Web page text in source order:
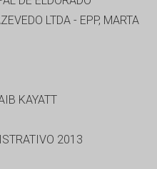
LTDA - EPP, MARTA
KAYATT
2013